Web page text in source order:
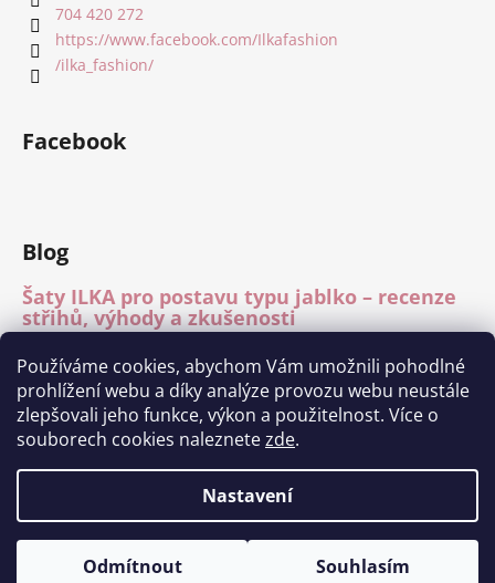
Používáme cookies, abychom Vám umožnili pohodlné
prohlížení webu a díky analýze provozu webu neustále
zlepšovali jeho funkce, výkon a použitelnost. Více o
souborech cookies naleznetezde.
Nastavení
Odmítnout Souhlasím
704 420 272
https://www.facebook.com/Ilkafashion
/ilka_fashion/
Facebook
Blog
Šaty ILKA pro postavu typu jablko – recenze
střihů, výhody a zkušenosti
Mléčné hedvábí – recenze materiálu
15.7.2026
Módní přehlídka Charita Tábor 11.6.2026
1.7.2026
Copyright 2026Ilka fashion . Všechna práva vyhrazena.